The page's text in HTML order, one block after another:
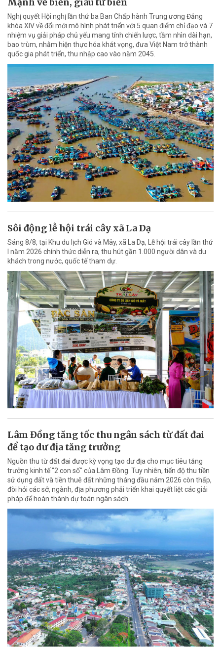
Nghị quyết Hội nghị lần thứ ba Ban Chấp hành Trung ương Đảng
khóa XIV về đổi mới mô hình phát triển với 5 quan điểm chỉ đạo và 7
nhiệm vụ giải pháp chủ yếu mang tính chiến lược, tầm nhìn dài hạn,
bao trùm, nhằm hiện thực hóa khát vọng, đưa Việt Nam trở thành
quốc gia phát triển, thu nhập cao vào năm 2045.
Sôi động lễ hội trái cây xã La Dạ
Sáng 8/8, tại Khu du lịch Gió và Mây, xã La Dạ, Lễ hội trái cây lần thứ
I năm 2026 chính thức diễn ra, thu hút gần 1.000 người dân và du
khách trong nước, quốc tế tham dự.
Lâm Đồng tăng tốc thu ngân sách từ đất đai
để tạo dư địa tăng trưởng
Nguồn thu từ đất đai được kỳ vọng tạo dư địa cho mục tiêu tăng
trưởng kinh tế "2 con số" của Lâm Đồng. Tuy nhiên, tiến độ thu tiền
sử dụng đất và tiền thuê đất những tháng đầu năm 2026 còn thấp,
đòi hỏi các sở, ngành, địa phương phải triển khai quyết liệt các giải
pháp để hoàn thành dự toán ngân sách.